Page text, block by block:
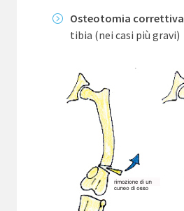
Osteotomia correttiva
tibia (nei casi più gravi)